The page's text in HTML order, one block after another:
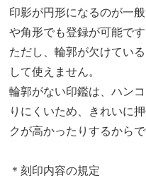
印影が円形になるのが一
や角形でも登録が可能です
ただし、輪郭が欠けてい
して使えません。
輪郭がない印鑑は、ハン
りにくいため、きれいに
クが高かったりするからで
＊刻印内容の規定